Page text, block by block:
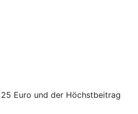
Euro und der Höchstbeitrag